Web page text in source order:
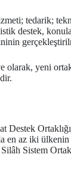
destek,
olarak, yeni
Destek
az iki
Sistem